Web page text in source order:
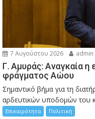
7 Αυγούστου 2026 admin
Γ. Αμυράς: Αναγκαία η
φράγματος Αώου
Σημαντικό βήμα για τη
αρδευτικών υποδομών του
Επικαιρότητα Πολιτική